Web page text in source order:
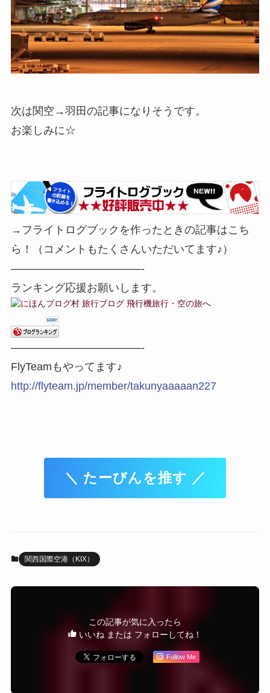
次は関空→羽田の記事になりそうです。
お楽しみに☆
→フライトログブックを作ったときの記事はこち
ら！（コメントもたくさんいただいてます♪）
————————————-
ランキング応援お願いします。
————————————-
FlyTeamもやってます♪
http://flyteam.jp/member/takunyaaaaan227
＼ たーびんを推す ／
関西国際空港（KIX）
この記事が気に入ったら
いいね または フォローしてね！
Follow Me